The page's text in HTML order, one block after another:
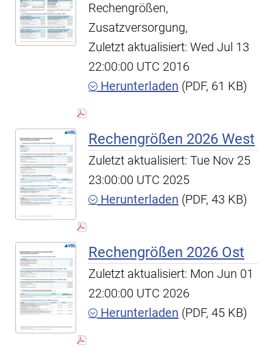
Rechengrößen,
Zusatzversorgung,
Zuletzt aktualisiert: Wed Jul 13
22:00:00 UTC 2016
Herunterladen (PDF, 61 KB)
Rechengrößen 2026 West
Zuletzt aktualisiert: Tue Nov 25
23:00:00 UTC 2025
Herunterladen (PDF, 43 KB)
Rechengrößen 2026 Ost
Zuletzt aktualisiert: Mon Jun 01
22:00:00 UTC 2026
Herunterladen (PDF, 45 KB)